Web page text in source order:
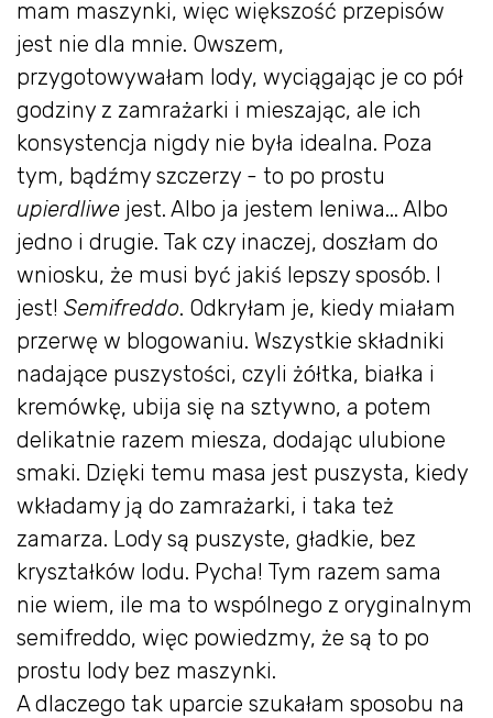
mam maszynki, więc większość przepisów
jest nie dla mnie. Owszem,
przygotowywałam lody, wyciągając je co pół
godziny z zamrażarki i mieszając, ale ich
konsystencja nigdy nie była idealna. Poza
tym, bądźmy szczerzy - to po prostu
upierdliwe jest. Albo ja jestem leniwa... Albo
jedno i drugie. Tak czy inaczej, doszłam do
wniosku, że musi być jakiś lepszy sposób. I
jest! Semifreddo. Odkryłam je, kiedy miałam
przerwę w blogowaniu. Wszystkie składniki
nadające puszystości, czyli żółtka, białka i
kremówkę, ubija się na sztywno, a potem
delikatnie razem miesza, dodając ulubione
smaki. Dzięki temu masa jest puszysta, kiedy
wkładamy ją do zamrażarki, i taka też
zamarza. Lody są puszyste, gładkie, bez
kryształków lodu. Pycha! Tym razem sama
nie wiem, ile ma to wspólnego z oryginalnym
semifreddo, więc powiedzmy, że są to po
prostu lody bez maszynki.
A dlaczego tak uparcie szukałam sposobu na